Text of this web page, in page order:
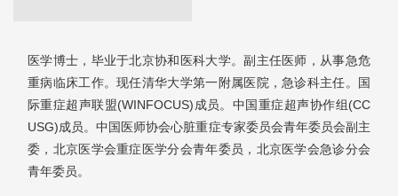
医学博士，毕业于北京协和医科大学。副主任医师，从事急危
重病临床工作。现任清华大学第一附属医院，急诊科主任。国
际重症超声联盟(WINFOCUS)成员。中国重症超声协作组(CC
USG)成员。中国医师协会心脏重症专家委员会青年委员会副主
委，北京医学会重症医学分会青年委员，北京医学会急诊分会
青年委员。